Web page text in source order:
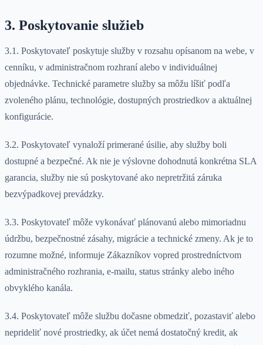
3. Poskytovanie služieb
3.1. Poskytovateľ poskytuje služby v rozsahu opísanom na webe, v
cenníku, v administračnom rozhraní alebo v individuálnej
objednávke. Technické parametre služby sa môžu líšiť podľa
zvoleného plánu, technológie, dostupných prostriedkov a aktuálnej
konfigurácie.
3.2. Poskytovateľ vynaloží primerané úsilie, aby služby boli
dostupné a bezpečné. Ak nie je výslovne dohodnutá konkrétna SLA
garancia, služby nie sú poskytované ako nepretržitá záruka
bezvýpadkovej prevádzky.
3.3. Poskytovateľ môže vykonávať plánovanú alebo mimoriadnu
údržbu, bezpečnostné zásahy, migrácie a technické zmeny. Ak je to
rozumne možné, informuje Zákazníkov vopred prostredníctvom
administračného rozhrania, e-mailu, status stránky alebo iného
obvyklého kanála.
3.4. Poskytovateľ môže službu dočasne obmedziť, pozastaviť alebo
neprideliť nové prostriedky, ak účet nemá dostatočný kredit, ak